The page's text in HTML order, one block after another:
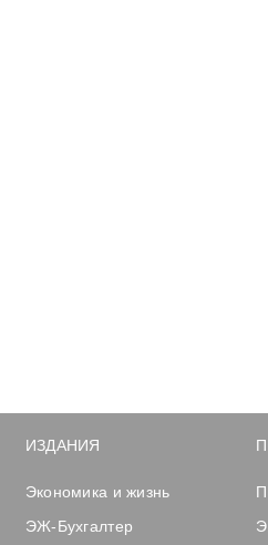
ИЗДАНИЯ
Экономика и жизнь
ЭЖ-Бухгалтер